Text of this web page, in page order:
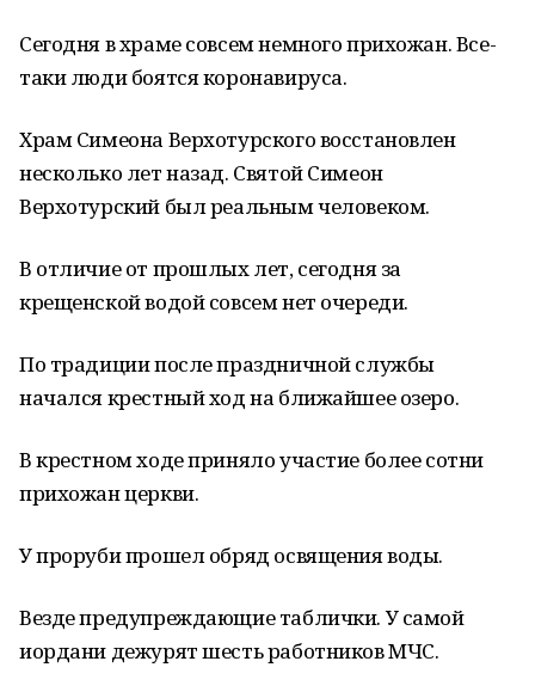
Сегодня в храме совсем немного прихожан. Все-
таки люди боятся коронавируса.
Храм Симеона Верхотурского восстановлен
несколько лет назад. Святой Симеон
Верхотурский был реальным человеком.
В отличие от прошлых лет, сегодня за
крещенской водой совсем нет очереди.
По традиции после праздничной службы
начался крестный ход на ближайшее озеро.
В крестном ходе приняло участие более сотни
прихожан церкви.
У проруби прошел обряд освящения воды.
Везде предупреждающие таблички. У самой
иордани дежурят шесть работников МЧС.